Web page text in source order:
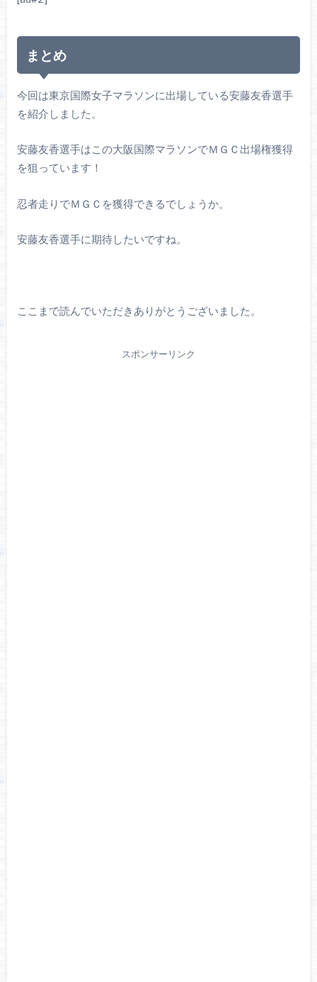
まとめ
今回は東京国際女子マラソンに出場している安藤友香選手
を紹介しました。
安藤友香選手はこの大阪国際マラソンでＭＧＣ出場権獲得
を狙っています！
忍者走りでＭＧＣを獲得できるでしょうか。
安藤友香選手に期待したいですね。
ここまで読んでいただきありがとうございました。
スポンサーリンク